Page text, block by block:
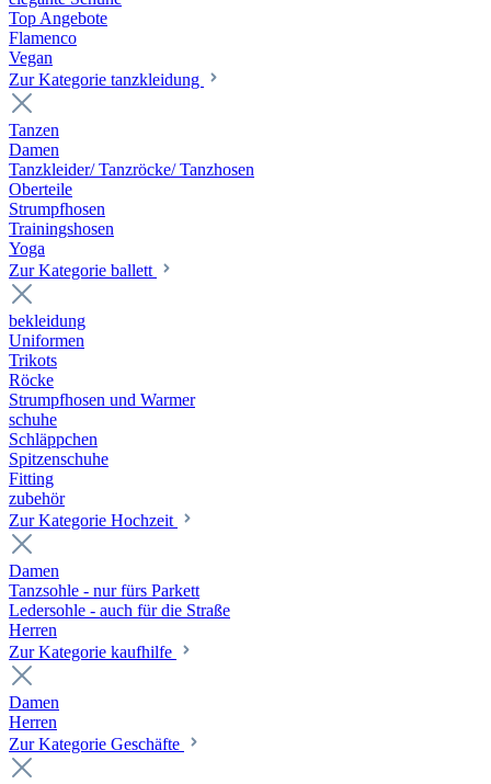
Top Angebote
Flamenco
Vegan
Zur Kategorie tanzkleidung
Tanzen
Damen
Tanzkleider/ Tanzröcke/ Tanzhosen
Oberteile
Strumpfhosen
Trainingshosen
Yoga
Zur Kategorie ballett
bekleidung
Uniformen
Trikots
Röcke
Strumpfhosen und Warmer
schuhe
Schläppchen
Spitzenschuhe
Fitting
zubehör
Zur Kategorie Hochzeit
Damen
Tanzsohle - nur fürs Parkett
Ledersohle - auch für die Straße
Herren
Zur Kategorie kaufhilfe
Damen
Herren
Zur Kategorie Geschäfte